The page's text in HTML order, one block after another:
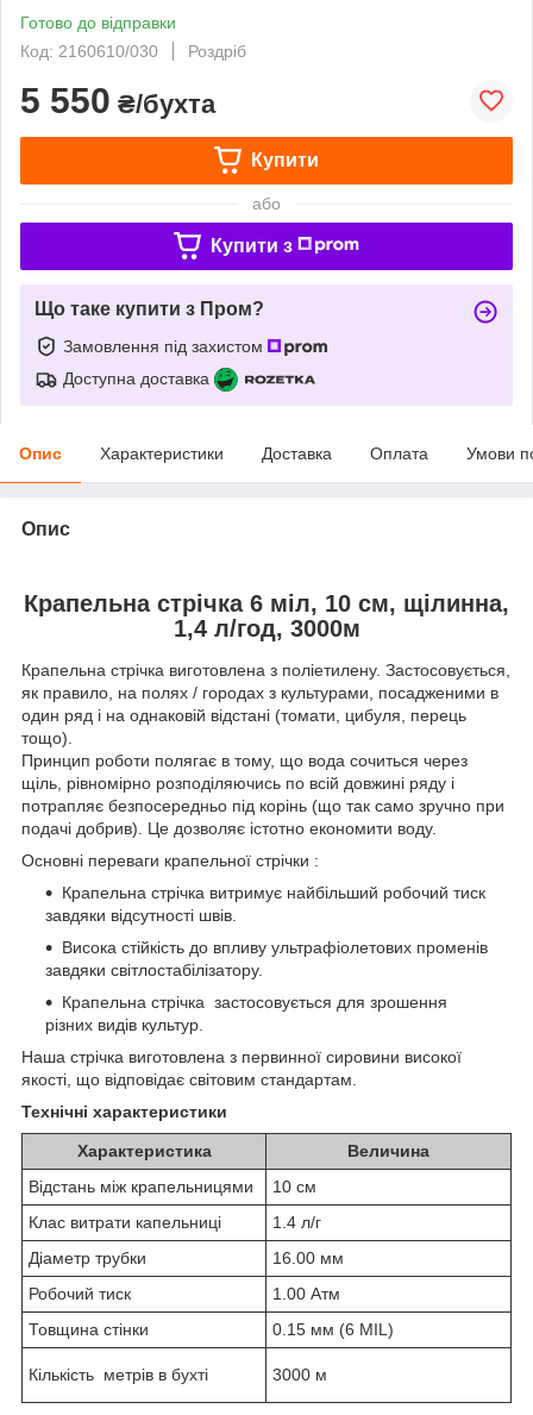
Готово до відправки
Код: 2160610/030
Роздріб
5 550 ₴/бухта
Купити
або
Купити з
Що таке купити з Пром?
Замовлення під захистом
Доступна доставка
Опис Характеристики Доставка Оплата Умови
Опис
Крапельна стрічка 6 міл, 10 см, щілинна,
1,4 л/год, 3000м
Крапельна стрічка виготовлена з поліетилену. Застосовується,
як правило, на полях / городах з культурами, посадженими в
один ряд і на однаковій відстані (томати, цибуля, перець
тощо).
Принцип роботи полягає в тому, що вода сочиться через
щіль, рівномірно розподіляючись по всій довжині ряду і
потрапляє безпосередньо під корінь (що так само зручно при
подачі добрив). Це дозволяє істотно економити воду.
Основні переваги крапельної стрічки :
Крапельна стрічка витримує найбільший робочий тиск
завдяки відсутності швів.
Висока стійкість до впливу ультрафіолетових променів
завдяки світлостабілізатору.
Крапельна стрічка застосовується для зрошення
різних видів культур.
Наша стрічка виготовлена з первинної сировини високої
якості, що відповідає світовим стандартам.
Технічні характеристики
Характеристика
Величина
Відстань між крапельницями
10 см
Клас витрати капельниці
1.4 л/г
Діаметр трубки
16.00 мм
Робочий тиск
1.00 Атм
Товщина стінки
0.15 мм (6 MIL)
Кількість метрів в бухті 3000 м